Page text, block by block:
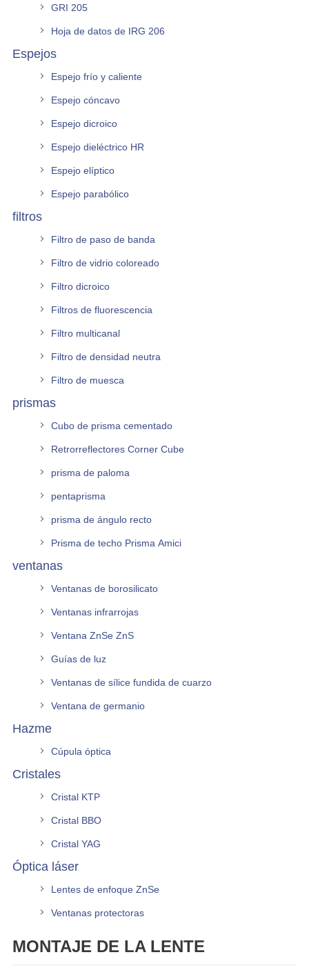
GRI 205
Hoja de datos de IRG 206
Espejos
Espejo frío y caliente
Espejo cóncavo
Espejo dicroico
Espejo dieléctrico HR
Espejo elíptico
Espejo parabólico
filtros
Filtro de paso de banda
Filtro de vidrio coloreado
Filtro dicroico
Filtros de fluorescencia
Filtro multicanal
Filtro de densidad neutra
Filtro de muesca
prismas
Cubo de prisma cementado
Retrorreflectores Corner Cube
prisma de paloma
pentaprisma
prisma de ángulo recto
Prisma de techo Prisma Amici
ventanas
Ventanas de borosilicato
Ventanas infrarrojas
Ventana ZnSe ZnS
Guías de luz
Ventanas de sílice fundida de cuarzo
Ventana de germanio
Hazme
Cúpula óptica
Cristales
Cristal KTP
Cristal BBO
Cristal YAG
Óptica láser
Lentes de enfoque ZnSe
Ventanas protectoras
MONTAJE DE LA LENTE